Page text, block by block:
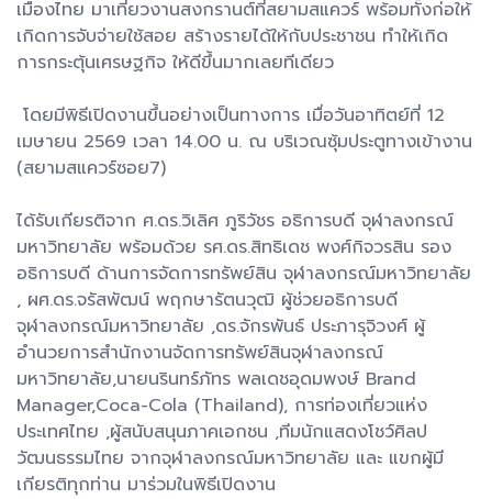
เมืองไทย มาเที่ยวงานสงกรานต์ที่สยามสแควร์ พร้อมทั้งก่อให้
เกิดการจับจ่ายใช้สอย สร้างรายได้ให้กับประชาชน ทำให้เกิด
การกระตุ้นเศรษฐกิจ ให้ดีขึ้นมากเลยทีเดียว
โดยมีพิธีเปิดงานขึ้นอย่างเป็นทางการ เมื่อวันอาทิตย์ที่ 12
เมษายน 2569 เวลา 14.00 น. ณ บริเวณซุ้มประตูทางเข้างาน
(สยามสแควร์ซอย7)
ได้รับเกียรติจาก ศ.ดร.วิเลิศ ภูริวัชร อธิการบดี จุฬาลงกรณ์
มหาวิทยาลัย พร้อมด้วย รศ.ดร.สิทธิเดช พงศ์กิจวรสิน รอง
อธิการบดี ด้านการจัดการทรัพย์สิน จุฬาลงกรณ์มหาวิทยาลัย
, ผศ.ดร.จรัสพัฒน์ พฤกษารัตนวุฒิ ผู้ช่วยอธิการบดี
จุฬาลงกรณ์มหาวิทยาลัย ,ดร.จักรพันธ์ ประภารุจิวงศ์ ผู้
อำนวยการสำนักงานจัดการทรัพย์สินจุฬาลงกรณ์
มหาวิทยาลัย,นายนรินทร์ภัทร พลเดชอุดมพงษ์ Brand
Manager,Coca-Cola (Thailand), การท่องเที่ยวแห่ง
ประเทศไทย ,ผู้สนับสนุนภาคเอกชน ,ทีมนักแสดงโชว์ศิลป
วัฒนธรรมไทย จากจุฬาลงกรณ์มหาวิทยาลัย และ แขกผู้มี
เกียรติทุกท่าน มาร่วมในพิธีเปิดงาน